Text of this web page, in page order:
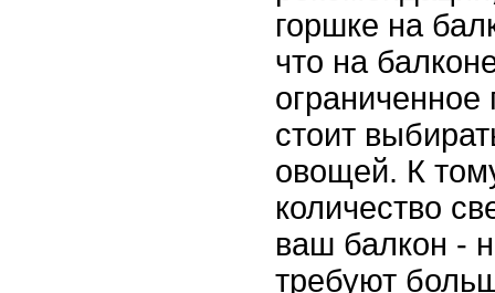
горшке на
что на
ограниченное
стоит
овощей. К
количество
ваш балкон -
требуют